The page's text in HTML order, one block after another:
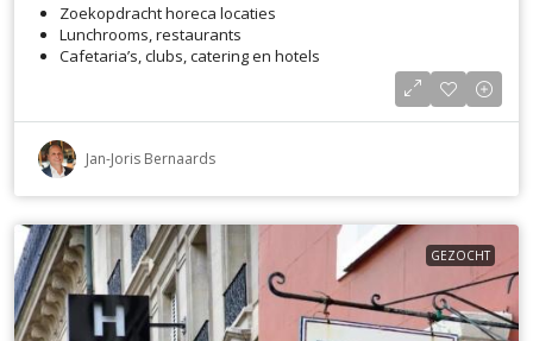
Zoekopdracht horeca locaties
Lunchrooms, restaurants
Cafetaria’s, clubs, catering en hotels
Jan-Joris Bernaards
GEZOCHT